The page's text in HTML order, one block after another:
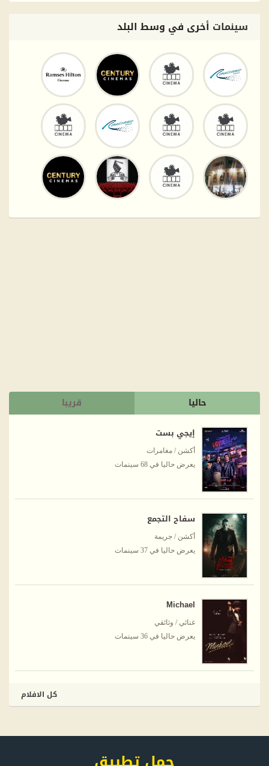
سينمات أخرى في وسط البلد
حاليا قريبا
إيجي بست
أكشن / مغامرات
يعرض حاليا في 68 سينمات
سفاح التجمع
أكشن / جريمة
يعرض حاليا في 37 سينمات
Michael
غنائي / وثائقي
يعرض حاليا في 36 سينمات
كل الافلام